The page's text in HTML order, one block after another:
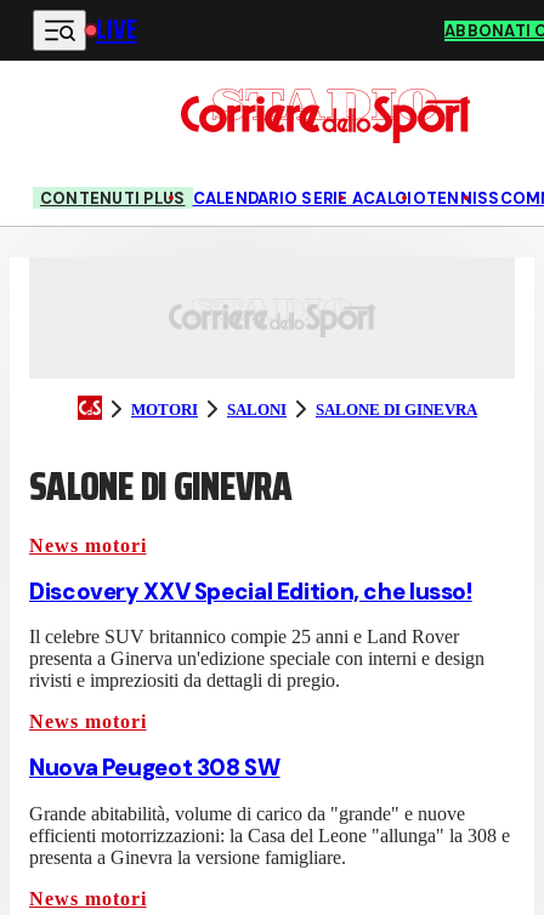
Vai al contenuto principale
LIVE ABBONATI
CONTENUTI PLUS CALENDARIO SERIE ACALCIOTENNIS
MOTORI SALONI SALONE DI GINEVRA
SALONE DI GINEVRA
News motori
Discovery XXV Special Edition, che lusso!
Il celebre SUV britannico compie 25 anni e Land Rover
presenta a Ginerva un'edizione speciale con interni e design
rivisti e impreziositi da dettagli di pregio.
News motori
Nuova Peugeot 308 SW
Grande abitabilità, volume di carico da "grande" e nuove
efficienti motorrizzazioni: la Casa del Leone "allunga" la 308 e
presenta a Ginevra la versione famigliare.
News motori